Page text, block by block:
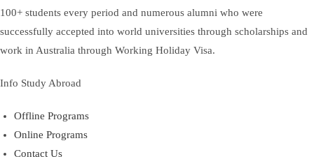
100+ students every period and numerous alumni who were
successfully accepted into world universities through scholarships and
work in Australia through Working Holiday Visa.
Info Study Abroad
Offline Programs
Online Programs
Contact Us